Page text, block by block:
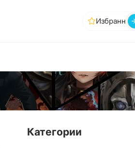
Избранное
Категории